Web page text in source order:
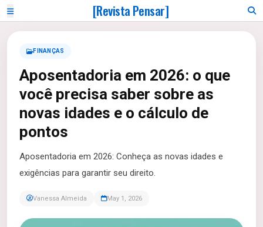
[Revista Pensar]
FINANÇAS
Aposentadoria em 2026: o que
você precisa saber sobre as
novas idades e o cálculo de
pontos
Aposentadoria em 2026: Conheça as novas idades e
exigências para garantir seu direito.
Vanessa Almeida May 1, 2026